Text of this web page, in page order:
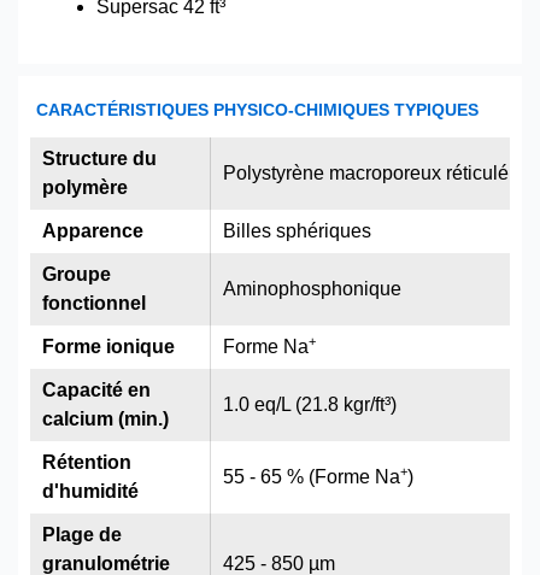
Supersac 42 ft³
CARACTÉRISTIQUES PHYSICO-CHIMIQUES TYPIQUES
Polystyrène macroporeux réticulé
Billes sphériques
Aminophosphonique
Forme Na+
1.0 eq/L (21.8 kgr/ft³)
55 - 65 % (Forme Na+)
425 - 850 µm
Structure du
polymère
Apparence
Groupe
fonctionnel
Forme ionique
Capacité en
calcium (min.)
Rétention
d'humidité
Plage de
granulométrie